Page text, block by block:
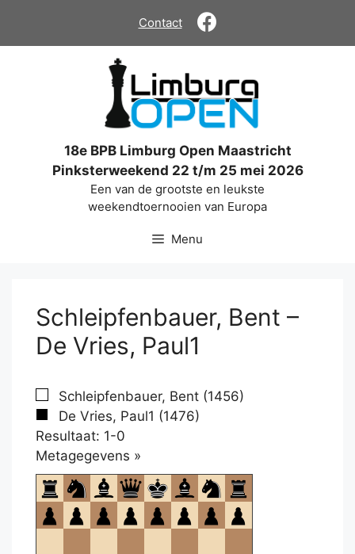
de
Contact
18e BPB Limburg Open Maastricht
Pinksterweekend 22 t/m 25 mei 2026
Een van de grootste en leukste
weekendtoernooien van Europa
Menu
Schleipfenbauer, Bent –
De Vries, Paul1
Schleipfenbauer, Bent (1456)
De Vries, Paul1 (1476)
Resultaat: 1-0
Metagegevens »
om
te
openen.